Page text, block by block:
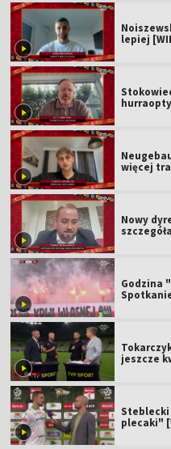
lepiej
więcej
Nowy
Godzina
jeszcze
Steblecki
plecaki"